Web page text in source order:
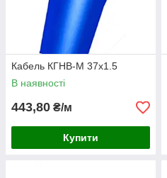
Кабель КГНВ-М 37х1.5
В наявності
443,80 ₴/м
Купити